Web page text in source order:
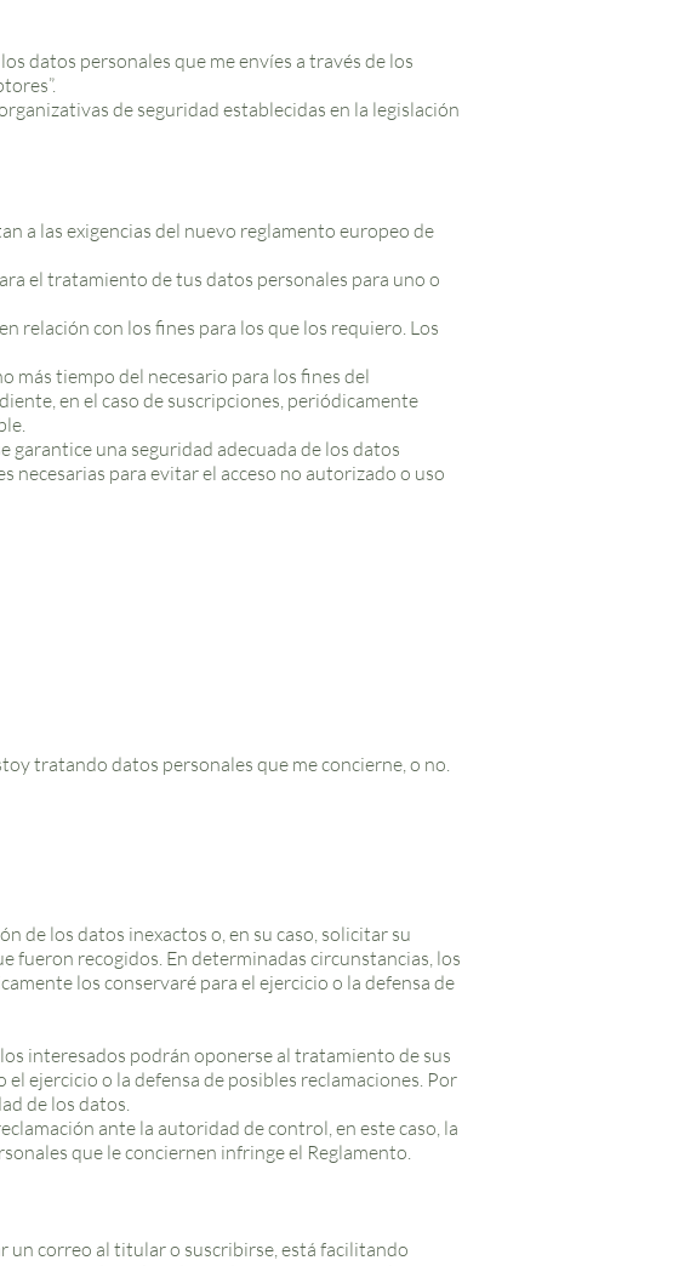
datos personales que me envíes a través de los
de seguridad establecidas en la legislación
a las exigencias del nuevo reglamento europeo de
el tratamiento de tus datos personales para uno o
relación con los fines para los que los requiero. Los
más tiempo del necesario para los fines del
en el caso de suscripciones, periódicamente
una seguridad adecuada de los datos
necesarias para evitar el acceso no autorizado o uso
tratando datos personales que me concierne, o no.
de los datos inexactos o, en su caso, solicitar su
fueron recogidos. En determinadas circunstancias, los
los conservaré para el ejercicio o la defensa de
interesados podrán oponerse al tratamiento de sus
ejercicio o la defensa de posibles reclamaciones. Por
de los datos.
ante la autoridad de control, en este caso, la
que le conciernen infringe el Reglamento.
un correo al titular o suscribirse, está facilitando